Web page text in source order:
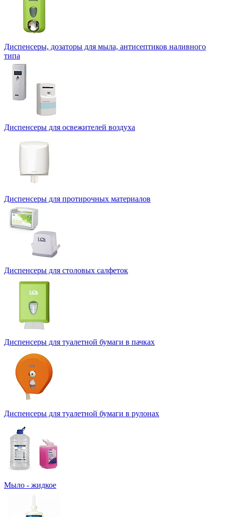
Диспенсеры, дозаторы для мыла, антисептиков наливного
типа
Диспенсеры для освежителей воздуха
Диспенсеры для протирочных материалов
Диспенсеры для столовых салфеток
Диспенсеры для туалетной бумаги в пачках
Диспенсеры для туалетной бумаги в рулонах
Мыло - жидкое